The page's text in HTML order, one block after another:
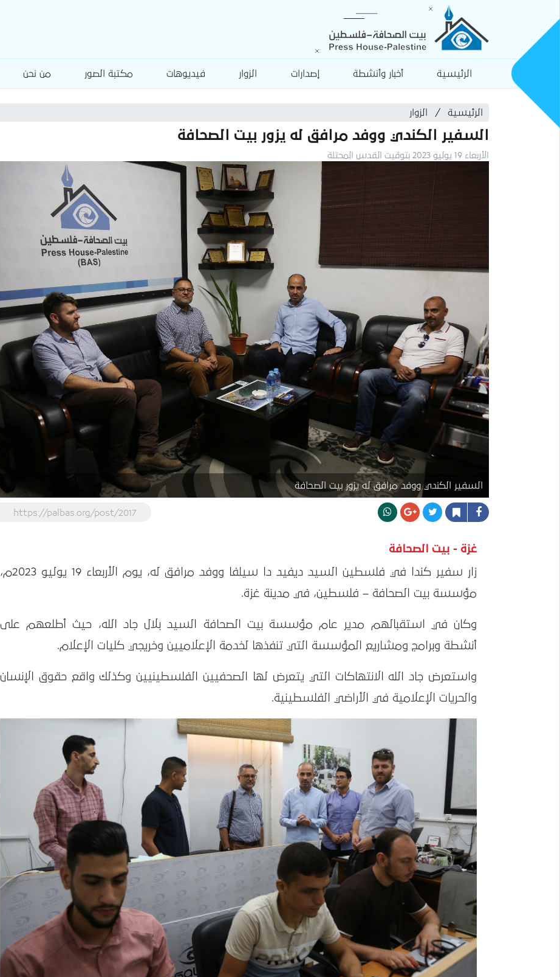
الرئيسية أخبار وأنشطة إصدارات الزوار فيديوهات مكتبة الصور من نحن
الرئيسية الزوار
السفير الكندي ووفد مرافق له يزور بيت الصحافة
الأربعاء 19 يوليو 2023 بتوقيت القدس المحتلة
السفير الكندي ووفد مرافق له يزور بيت الصحافة
https://palbas.org/post/2017
غزة - بيت الصحافة
زار سفير كندا في فلسطين السيد ديفيد دا سيلفا ووفد مرافق له، يوم الأربعاء 19 يوليو 2023م،
مؤسسة بيت الصحافة – فلسطين، في مدينة غزة.
وكان في استقبالهم مدير عام مؤسسة بيت الصحافة السيد بلال جاد الله، حيث أطلعهم على
أنشطة وبرامج ومشاريع المؤسسة التي تنفذها لخدمة الإعلاميين وخريجي كليات الإعلام.
واستعرض جاد الله الانتهاكات التي يتعرض لها الصحفيين الفلسطينيين وكذلك واقع حقوق الإنسان
والحريات الإعلامية في الأراضي الفلسطينية.